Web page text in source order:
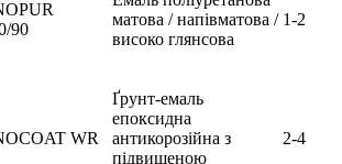
90
матова / напівматова /
високо глянсова
1-2
WR
Ґрунт-емаль
епоксидна
антикорозійна з
підвищеною
2-4